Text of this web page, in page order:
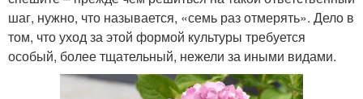
шаг, нужно, что называется, «семь раз отмерять». Дело в
том, что уход за этой формой культуры требуется
особый, более тщательный, нежели за иными видами.